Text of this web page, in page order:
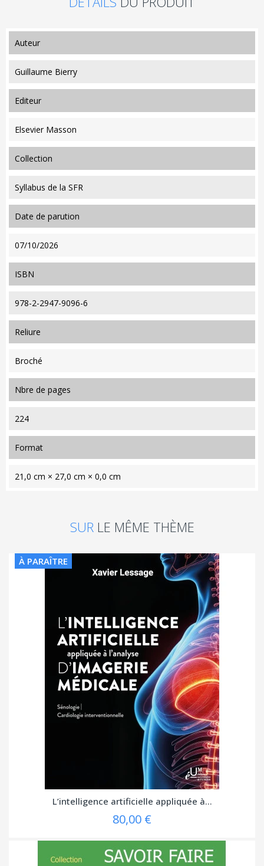
auteur
Guillaume Bierry
editeur
Elsevier Masson
collection
Syllabus de la SFR
date de parution
07/10/2026
ISBN
978-2-2947-9096-6
reliure
Broché
nbre de pages
224
format
21,0 cm × 27,0 cm × 0,0 cm
SUR LE MÊME THÈME
À PARAÎTRE
L’intelligence artificielle appliquée à...
80,00 €